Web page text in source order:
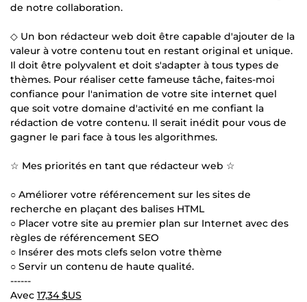
de notre collaboration.
◇ Un bon rédacteur web doit être capable d'ajouter de la
valeur à votre contenu tout en restant original et unique.
Il doit être polyvalent et doit s'adapter à tous types de
thèmes. Pour réaliser cette fameuse tâche, faites-moi
confiance pour l'animation de votre site internet quel
que soit votre domaine d'activité en me confiant la
rédaction de votre contenu. Il serait inédit pour vous de
gagner le pari face à tous les algorithmes.
☆ Mes priorités en tant que rédacteur web ☆
○ Améliorer votre référencement sur les sites de
recherche en plaçant des balises HTML
○ Placer votre site au premier plan sur Internet avec des
règles de référencement SEO
○ Insérer des mots clefs selon votre thème
○ Servir un contenu de haute qualité.
------
Avec 17,34 $US